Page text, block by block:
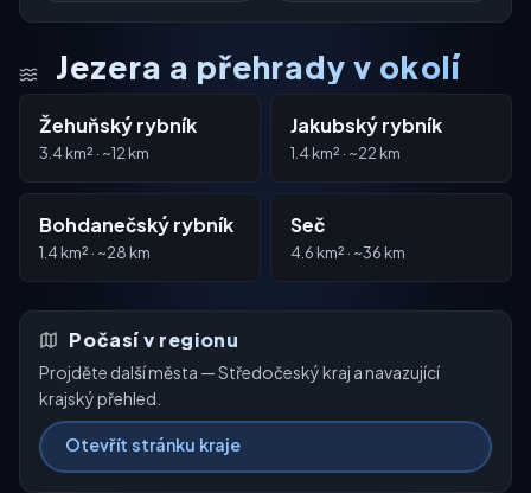
Jezera a přehrady v okolí
Žehuňský rybník
3.4 km² · ~12 km
Jakubský rybník
1.4 km² · ~22 km
Bohdanečský rybník
1.4 km² · ~28 km
Seč
4.6 km² · ~36 km
Počasí v regionu
Projděte další města — Středočeský kraj a navazující
krajský přehled.
Otevřít stránku kraje